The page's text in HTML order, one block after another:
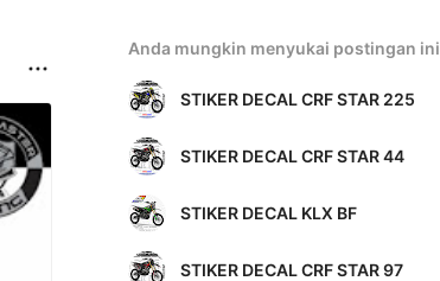
Anda mungkin menyukai postingan ini
STIKER DECAL CRF STAR 225
STIKER DECAL CRF STAR 44
STIKER DECAL KLX BF
STIKER DECAL CRF STAR 97